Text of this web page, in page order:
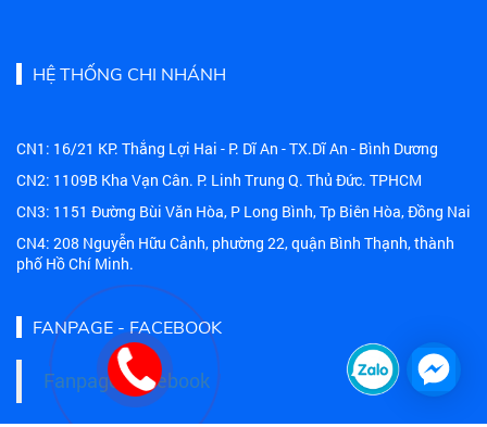
HỆ THỐNG CHI NHÁNH
CN1: 16/21 KP. Thắng Lợi Hai - P. Dĩ An - TX.Dĩ An - Bình Dương
CN2: 1109B Kha Vạn Cân. P. Linh Trung Q. Thủ Đức. TPHCM
CN3: 1151 Đường Bùi Văn Hòa, P Long Bình, Tp Biên Hòa, Đồng Nai
CN4: 208 Nguyễn Hữu Cảnh, phường 22, quận Bình Thạnh, thành
phố Hồ Chí Minh.
FANPAGE - FACEBOOK
Fanpage Facebook